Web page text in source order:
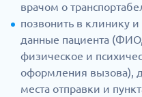
врачом о
позвонить в клинику
данные пациента (ФИО,
физическое и
оформления вызова),
места отправки и